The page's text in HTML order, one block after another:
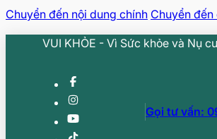
Chuyển đến nội dung chính Chuyển
VUI KHỎE - Vì Sức khỏe và Nụ
Gọi tư vấn: